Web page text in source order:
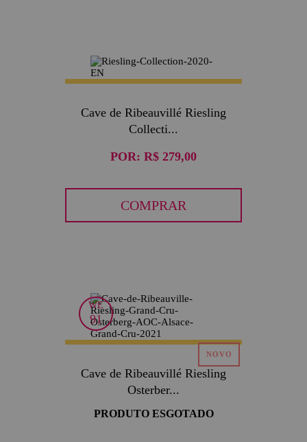
Cave de Ribeauvillé Riesling
Collecti...
POR: R$ 279,00
COMPRAR
WE
91
Cave de Ribeauvillé Riesling
Osterber...
PRODUTO ESGOTADO